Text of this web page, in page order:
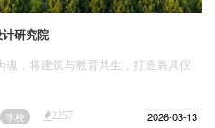
研究院
魂，将建筑与教育共生，打造兼具仪
学校 2257 2026-03-13